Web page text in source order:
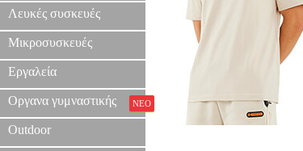
Λευκές συσκευές
Μικροσυσκευές
Εργαλεία
Οργανα γυμναστικής ΝΕΟ
Outdoor